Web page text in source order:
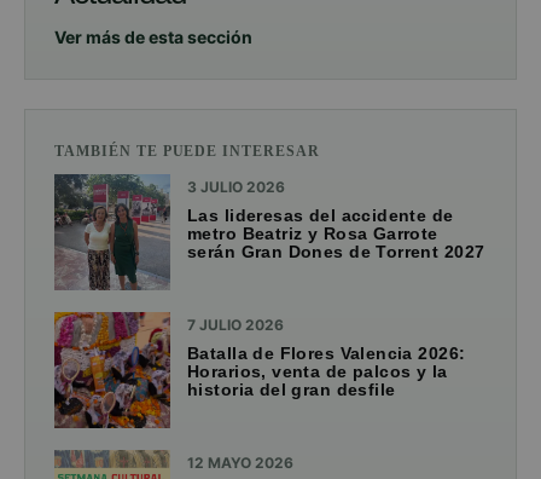
Ver más de esta sección
TAMBIÉN TE PUEDE INTERESAR
3 JULIO 2026
Las lideresas del accidente de
metro Beatriz y Rosa Garrote
serán Gran Dones de Torrent 2027
7 JULIO 2026
Batalla de Flores Valencia 2026:
Horarios, venta de palcos y la
historia del gran desfile
12 MAYO 2026